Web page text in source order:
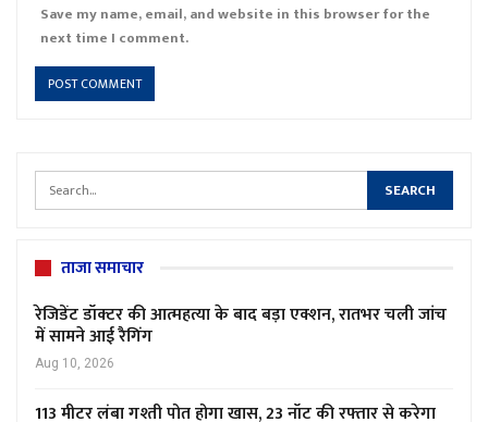
Save my name, email, and website in this browser for the
next time I comment.
ताजा समाचार
रेजिडेंट डॉक्टर की आत्महत्या के बाद बड़ा एक्शन, रातभर चली जांच
में सामने आई रैगिंग
Aug 10, 2026
113 मीटर लंबा गश्ती पोत होगा खास, 23 नॉट की रफ्तार से करेगा